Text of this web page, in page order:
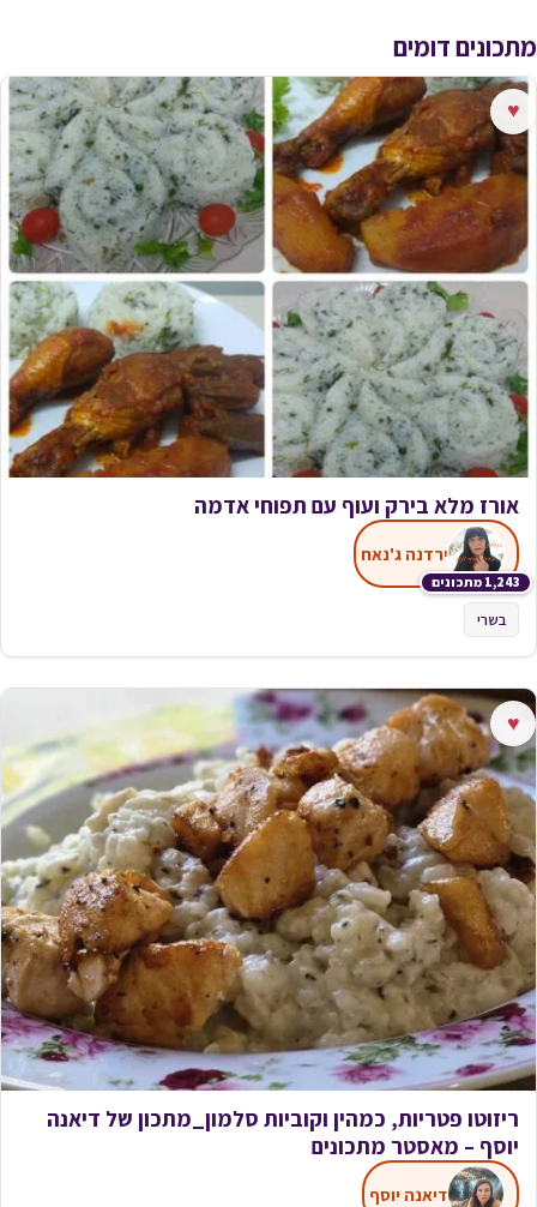
מתכונים דומים
♥
אורז מלא בירק ועוף עם תפוחי אדמה
1,243 מתכונים
ירדנה ג'נאח
בשרי
♥
ריזוטו פטריות, כמהין וקוביות סלמון_מתכון של דיאנה
יוסף – מאסטר מתכונים
דיאנה יוסף